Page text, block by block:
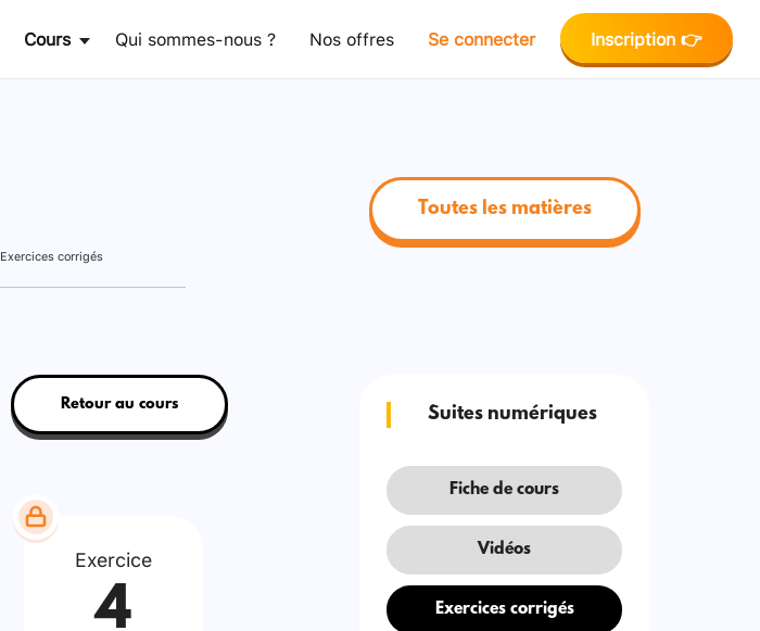
Cours Qui sommes-nous ? Nos offres Se connecter Inscription 👉
Exercices corrigés
Toutes les matières
Retour au cours
Exercice
4
Suites numériques
Fiche de cours
Vidéos
Exercices corrigés